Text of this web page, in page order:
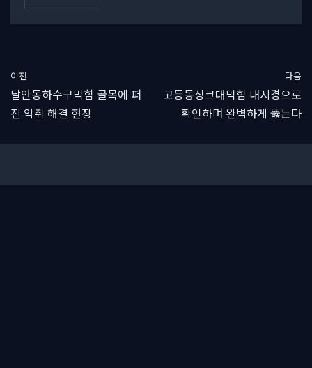
이전
달안동하수구막힘 골목에 퍼
진 악취 해결 현장
다음
고등동싱크대막힘 내시경으로
확인하며 완벽하게 뚫는다